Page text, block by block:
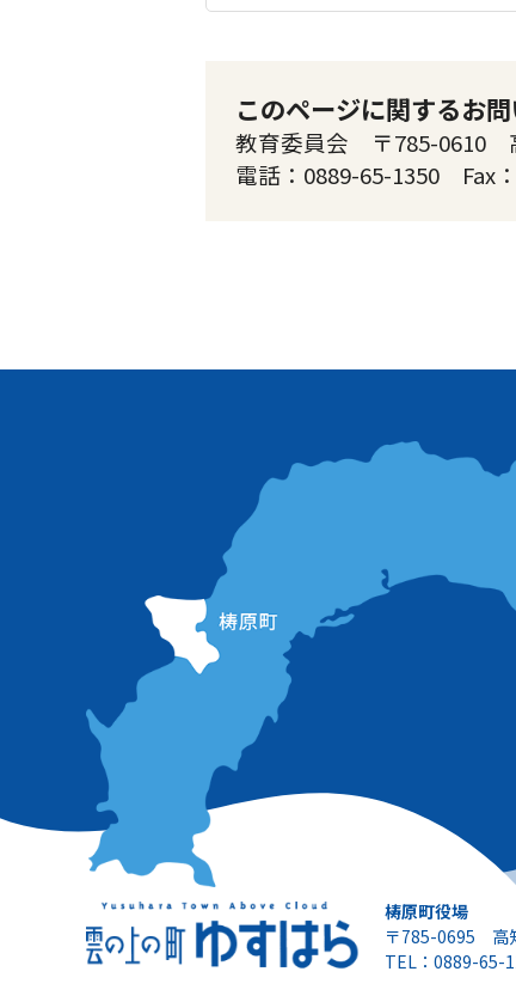
このページに関するお
教育委員会 〒785-0610
電話：0889-65-1350 Fax
梼原町役場
〒785-0695 高
TEL：0889-65-